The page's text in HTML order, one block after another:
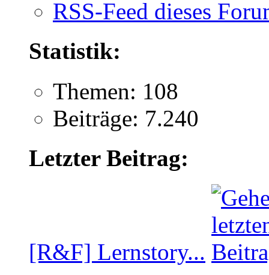
RSS-Feed dieses
Statistik:
Themen: 108
Beiträge: 7.240
Letzter Beitrag:
[R&F] Lernstory...